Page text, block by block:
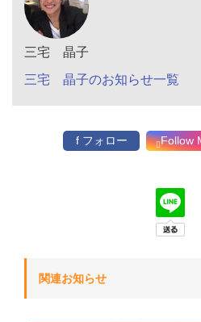
三宅 晶子
三宅 晶子のお知らせ一覧
f フォロー Follow
関連お知らせ